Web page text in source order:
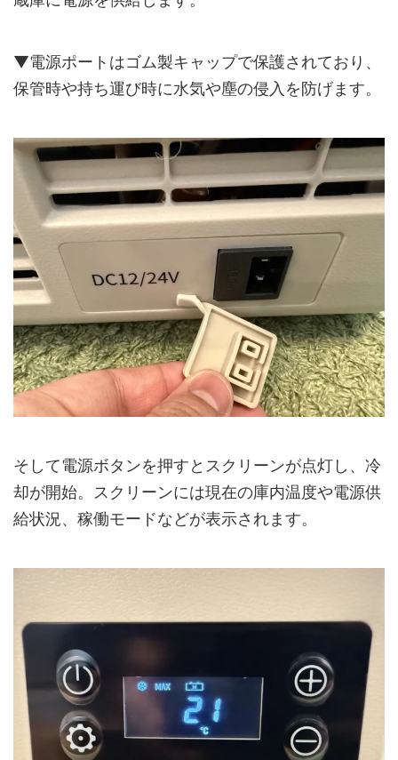
▼電源ポートはゴム製キャップで保護されており、
保管時や持ち運び時に水気や塵の侵入を防げます。
そして電源ボタンを押すとスクリーンが点灯し、冷
却が開始。スクリーンには現在の庫内温度や電源供
給状況、稼働モードなどが表示されます。